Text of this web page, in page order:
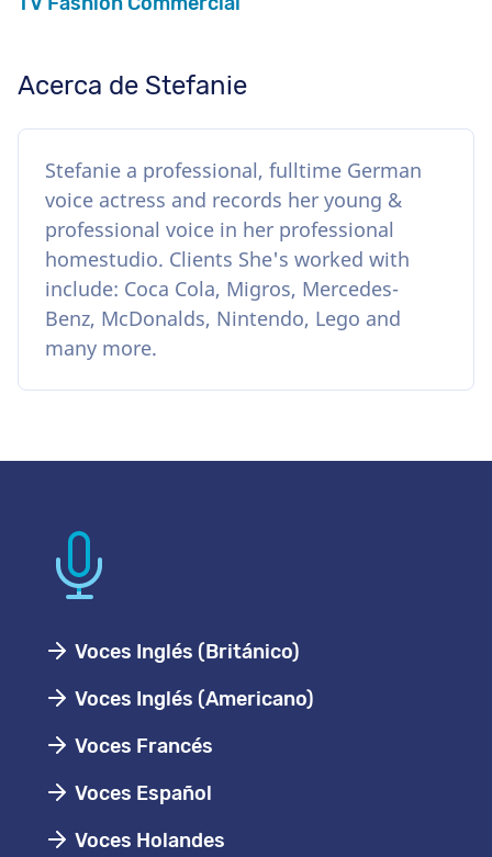
Acerca de Stefanie
Stefanie a professional, fulltime German
voice actress and records her young &
professional voice in her professional
homestudio. Clients She's worked with
include: Coca Cola, Migros, Mercedes-
Benz, McDonalds, Nintendo, Lego and
many more.
Voces Inglés (Británico)
Voces Inglés (Americano)
Voces Francés
Voces Español
Voces Holandes